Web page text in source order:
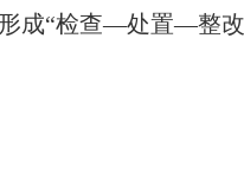
成“检查—处置—整